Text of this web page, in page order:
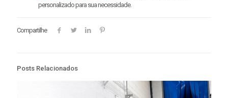
personalizado para sua necessidade.
Compartilhe
Posts Relacionados